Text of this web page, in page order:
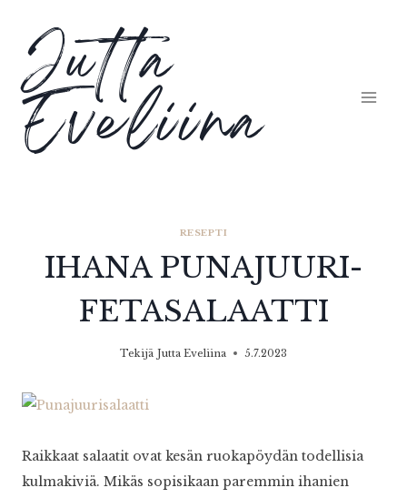
sisältöön
Jutta
Eveliina
RESEPTI
IHANA PUNAJUURI-
FETASALAATTI
Tekijä Jutta Eveliina 5.7.2023
Raikkaat salaatit ovat kesän ruokapöydän todellisia
kulmakiviä. Mikäs sopisikaan paremmin ihanien